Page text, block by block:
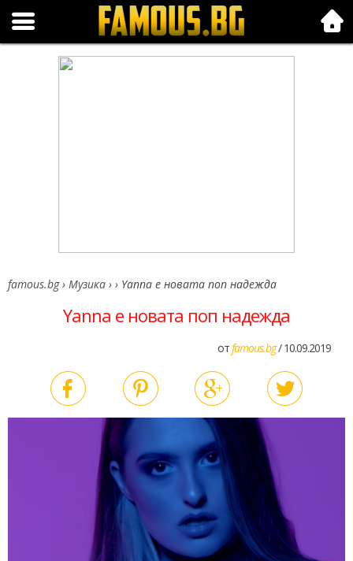
Folk.bg
famous.bg › Музика › › Yanna е новата поп надежда
Yanna е новата поп надежда
отfamous.bg/ 10.09.2019